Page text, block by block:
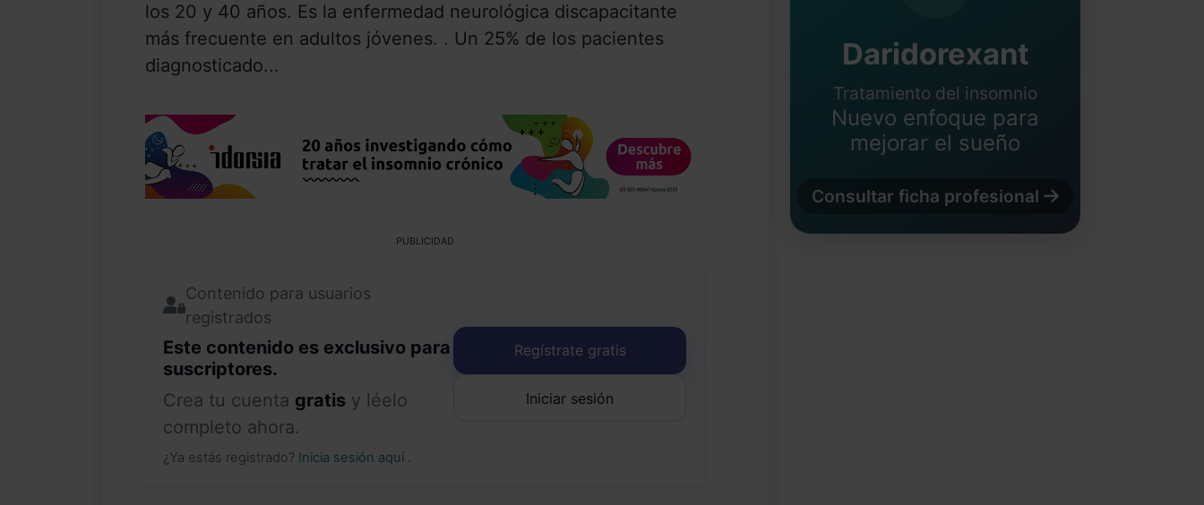
los 20 y 40 años. Es la enfermedad neurológica discapacitante
más frecuente en adultos jóvenes. . Un 25% de los pacientes
diagnosticado...
PUBLICIDAD
Contenido para usuarios
registrados
Este contenido es exclusivo para
suscriptores.
Crea tu cuenta gratis y léelo
completo ahora.
¿Ya estás registrado? Inicia sesión aquí .
Regístrate gratis
Iniciar sesión
Daridorexant
Tratamiento del insomnio
Nuevo enfoque para
mejorar el sueño
Consultar ficha profesional